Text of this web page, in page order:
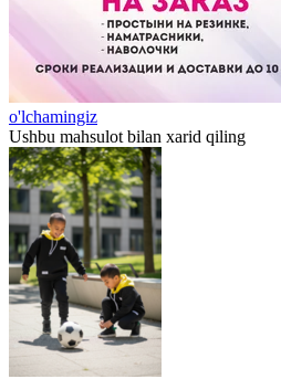
o'lchamingiz
Ushbu mahsulot bilan xarid qiling